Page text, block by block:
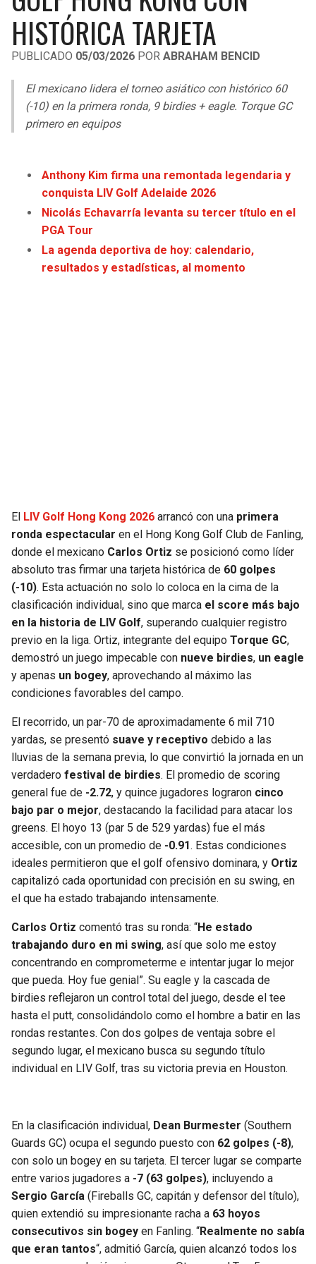
LIGA DE EXPANSIÓN MX
LEAGUES CUP
UEFA EUROPA LEAGUE
UEFA CONFERENCE LEAGUE
COPA LIBERTADORES
COPA SUDAMERICANA
OTRAS LIGAS
HISTÓRICA TARJETA
PUBLICADO 05/03/2026 POR ABRAHAM BENCID
El mexicano lidera el torneo asiático con histórico 60
(-10) en la primera ronda, 9 birdies + eagle. Torque GC
primero en equipos
Anthony Kim firma una remontada legendaria y
conquista LIV Golf Adelaide 2026
Nicolás Echavarría levanta su tercer título en el
PGA Tour
La agenda deportiva de hoy: calendario,
resultados y estadísticas, al momento
El LIV Golf Hong Kong 2026 arrancó con una primera
ronda espectacular en el Hong Kong Golf Club de Fanling,
donde el mexicano Carlos Ortiz se posicionó como líder
absoluto tras firmar una tarjeta histórica de 60 golpes
(-10). Esta actuación no solo lo coloca en la cima de la
clasificación individual, sino que marca el score más bajo
en la historia de LIV Golf, superando cualquier registro
previo en la liga. Ortiz, integrante del equipo Torque GC,
demostró un juego impecable con nueve birdies, un eagle
y apenas un bogey, aprovechando al máximo las
condiciones favorables del campo.
El recorrido, un par-70 de aproximadamente 6 mil 710
yardas, se presentó suave y receptivo debido a las
lluvias de la semana previa, lo que convirtió la jornada en un
verdadero festival de birdies. El promedio de scoring
general fue de -2.72, y quince jugadores lograron cinco
bajo par o mejor, destacando la facilidad para atacar los
greens. El hoyo 13 (par 5 de 529 yardas) fue el más
accesible, con un promedio de -0.91. Estas condiciones
ideales permitieron que el golf ofensivo dominara, y Ortiz
capitalizó cada oportunidad con precisión en su swing, en
el que ha estado trabajando intensamente.
Carlos Ortiz comentó tras su ronda: “He estado
trabajando duro en mi swing, así que solo me estoy
concentrando en comprometerme e intentar jugar lo mejor
que pueda. Hoy fue genial”. Su eagle y la cascada de
birdies reflejaron un control total del juego, desde el tee
hasta el putt, consolidándolo como el hombre a batir en las
rondas restantes. Con dos golpes de ventaja sobre el
segundo lugar, el mexicano busca su segundo título
individual en LIV Golf, tras su victoria previa en Houston.
En la clasificación individual, Dean Burmester (Southern
Guards GC) ocupa el segundo puesto con 62 golpes (-8),
con solo un bogey en su tarjeta. El tercer lugar se comparte
entre varios jugadores a -7 (63 golpes), incluyendo a
Sergio García (Fireballs GC, capitán y defensor del título),
quien extendió su impresionante racha a 63 hoyos
consecutivos sin bogey en Fanling. “Realmente no sabía
que eran tantos“, admitió García, quien alcanzó todos los